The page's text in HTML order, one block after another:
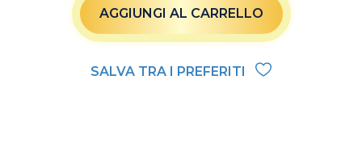
AGGIUNGI AL CARRELLO
SALVA TRA I PREFERITI